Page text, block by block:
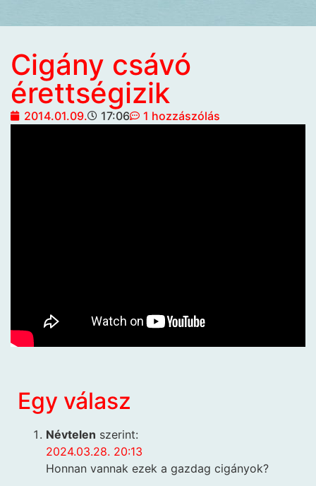
Cigány csávó
érettségizik
2014.01.09. 17:06 1 hozzászólás
Egy válasz
Névtelen szerint:
2024.03.28. 20:13
Honnan vannak ezek a gazdag cigányok?